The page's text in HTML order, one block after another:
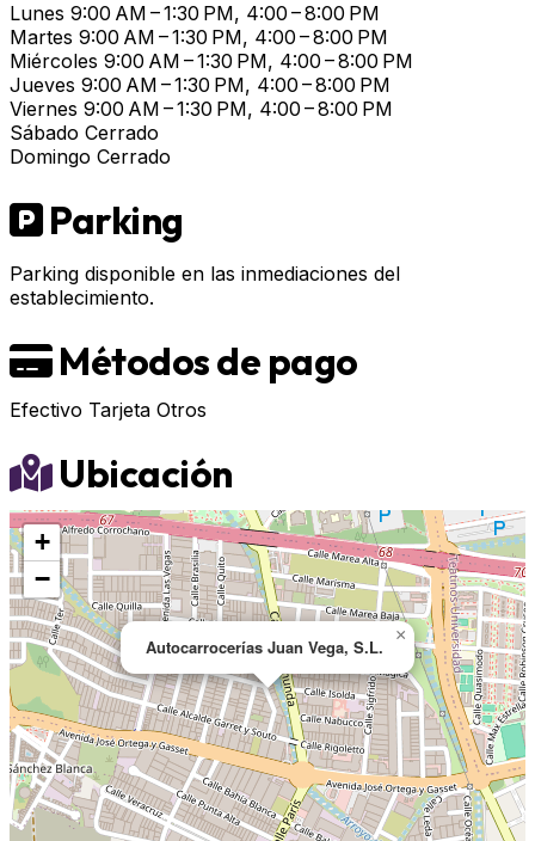
Lunes 9:00 AM – 1:30 PM, 4:00 – 8:00 PM
Martes 9:00 AM – 1:30 PM, 4:00 – 8:00 PM
Miércoles 9:00 AM – 1:30 PM, 4:00 – 8:00 PM
Jueves 9:00 AM – 1:30 PM, 4:00 – 8:00 PM
Viernes 9:00 AM – 1:30 PM, 4:00 – 8:00 PM
Sábado Cerrado
Domingo Cerrado
Parking
Parking disponible en las inmediaciones del
establecimiento.
Métodos de pago
Efectivo Tarjeta Otros
Ubicación
Autocarrocerías Juan Vega, S.L.
×
+
−